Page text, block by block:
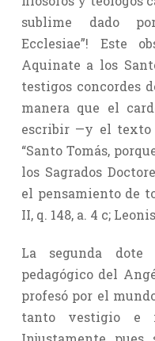
sublime dado
Ecclesiae”! Este
Aquinate a los
testigos concordes
manera que el
escribir —y el texto
“Santo Tomás,
los Sagrados
el pensamiento de
II, q. 148, a. 4 c;
La segunda
pedagógico del
profesó por el
tanto vestigio e